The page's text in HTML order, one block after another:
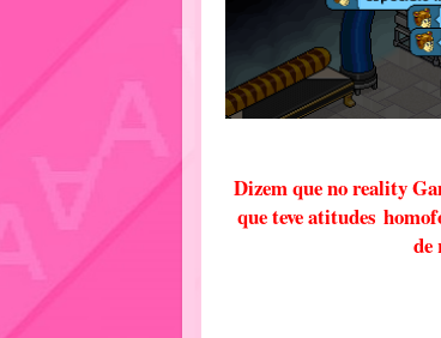
Dizem que no reality
que teve atitudes
de